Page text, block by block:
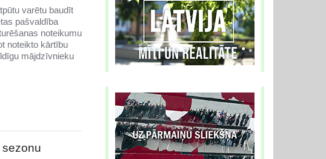
varētu baudīt
pašvaldība
noteikumu
noteikto kārtību
mājdzīvnieku